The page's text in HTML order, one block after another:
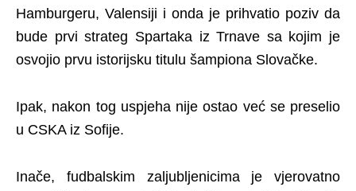
Hamburgeru, Valensiji i onda je prihvatio poziv da
bude prvi strateg Spartaka iz Trnave sa kojim je
osvojio prvu istorijsku titulu šampiona Slovačke.
Ipak, nakon tog uspjeha nije ostao već se preselio
u CSKA iz Sofije.
Inače, fudbalskim zaljubljenicima je vjerovatno